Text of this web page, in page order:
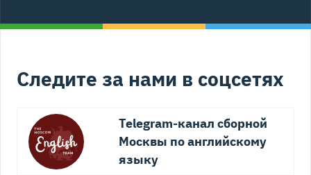
Следите за нами в соцсетях
Telegram-канал сборной
Москвы по английскому
языку